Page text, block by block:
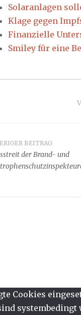
Solaranlagen
Klage gegen
Finanzielle
Smiley für eine
BEITRAG
der Brand- und
Cookies